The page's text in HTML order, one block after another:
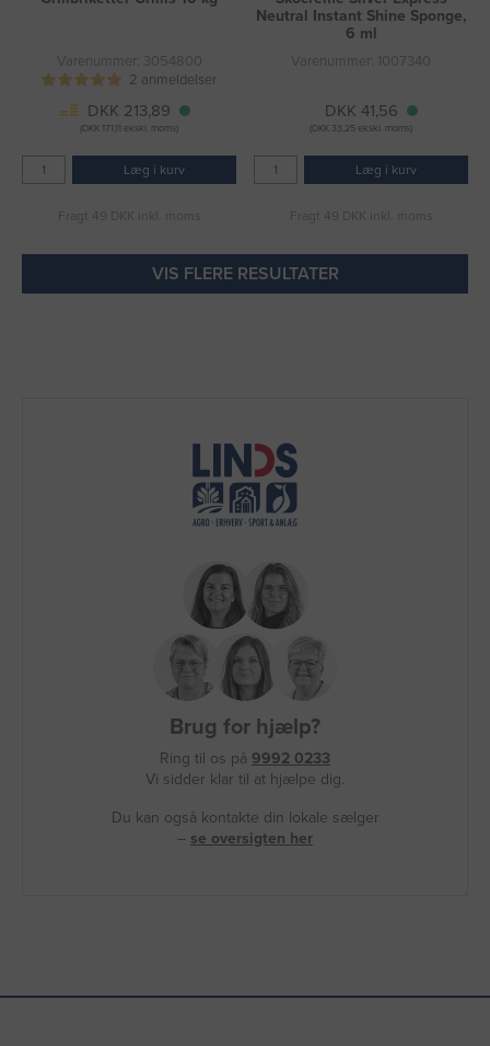
Varenummer: 3054800
2 anmeldelser
DKK 213,89
(DKK 171,11 ekskl. moms)
Læg i kurv
Fragt 49 DKK inkl. moms
Neutral Instant Shine Sponge,
6 ml
Varenummer: 1007340
DKK 41,56
(DKK 33,25 ekskl. moms)
Læg i kurv
Fragt 49 DKK inkl. moms
VIS FLERE RESULTATER
Brug for hjælp?
Ring til os på 9992 0233
Vi sidder klar til at hjælpe dig.
Du kan også kontakte din lokale sælger
– se oversigten her